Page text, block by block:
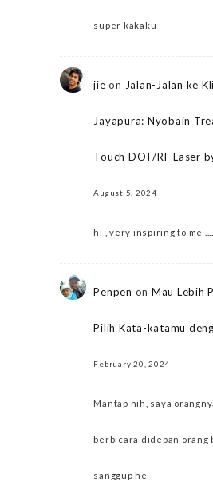
super kakaku
jie on Jalan-Jalan ke
Jayapura: Nyobain
Touch DOT/RF Laser
August 5, 2024
hi , very inspiring to me .....
Penpen on Mau Lebih
Pilih Kata-katamu
February 20, 2024
Mantap nih, saya
berbicara didepan orang
sanggup he